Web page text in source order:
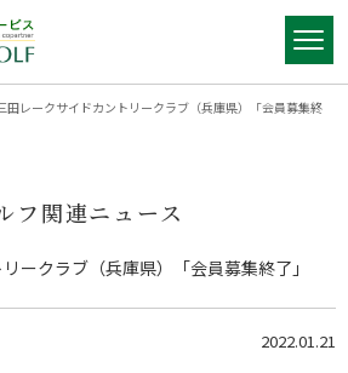
田レークサイドカントリークラブ（兵庫県）「会員募集終
フ関連ニュース
ークラブ（兵庫県）「会員募集終了」
2022.01.21